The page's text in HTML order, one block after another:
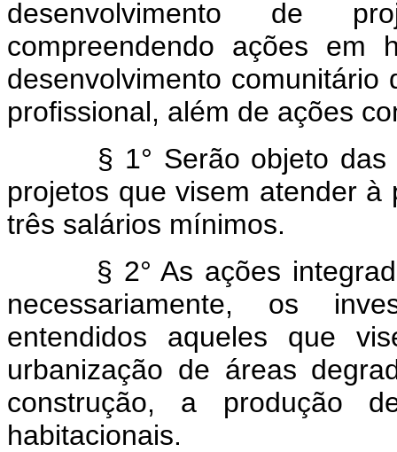
desenvolvimento de
compreendendo ações em
desenvolvimento
profissional, além de ações
§ 1° Serão objeto das
projetos que visem atender
três salários mínimos.
§ 2° As ações
necessariamente, os
entendidos aqueles que
urbanização de áreas
construção, a produção
habitacionais.